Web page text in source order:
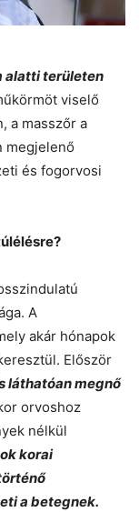
alatti területen
viselő
a masszőr a
megjelenő
és fogorvosi
A
akár hónapok
Először
láthatóan megnő
orvoshoz
nélkül
korai
a betegnek.